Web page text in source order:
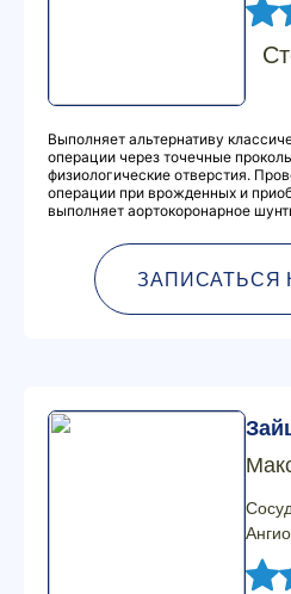
Выполняет альтернативу
операции через точечные
физиологические отверстия.
операции при врожденных и
выполняет аортокоронарное
ЗАПИСАТЬСЯ